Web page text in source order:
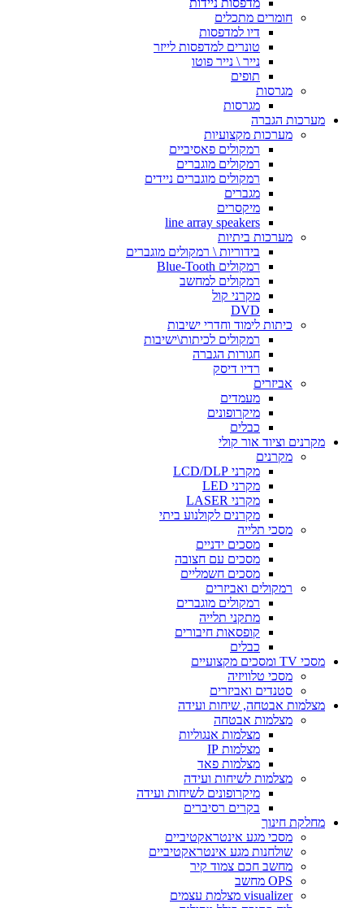
חומרים מתכלים
דיו למדפסות
טונרים למדפסות לייזר
נייר \ נייר פוטו
תופים
מגרסות
מגרסות
מערכות הגברה
מערכות מקצועיות
רמקולים פאסיביים
רמקולים מוגברים
רמקולים מוגברים ניידים
מגברים
מיקסרים
line array speakers
מערכות ביתיות
בידוריות \ רמקולים מוגברים
רמקולים Blue-Tooth
רמקולים למחשב
מקרני קול
DVD
כיתות לימוד וחדרי ישיבות
רמקולים לכיתות\ישיבות
חגורות הגברה
רדיו דיסק
אביזרים
מעמדים
מיקרופונים
כבלים
מקרנים וציוד אור קולי
מקרנים
מקרני LCD/DLP
מקרני LED
מקרני LASER
מקרנים לקולנוע ביתי
מסכי תלייה
מסכים ידניים
מסכים עם חצובה
מסכים חשמליים
רמקולים ואביזרים
רמקולים מוגברים
מתקני תלייה
קופסאות חיבורים
כבלים
מסכי TV ומסכים מקצועיים
מסכי טלוויזיה
סטנדים ואביזרים
מצלמות אבטחה, שיחות ועידה
מצלמות אבטחה
מצלמות אנגוליות
מצלמות IP
מצלמות פאד
מצלמות לשיחות ועידה
מיקרופונים לשיחות ועידה
בקרים רסיברים
מחלקת חינוך
מסכי מגע אינטראקטיביים
שולחנות מגע אינטראקטיביים
מחשב חכם צמוד קיר
OPS מחשב
visualizer מצלמת עצמים